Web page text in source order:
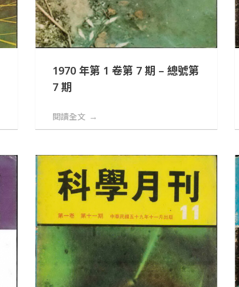
1970 年第 1 卷第 7 期 – 總號第
7 期
閱讀全文